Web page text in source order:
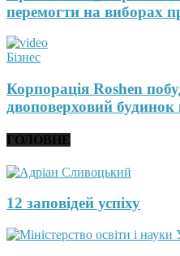
перемогти на виборах
Бізнес
Корпорація Roshen
двоповерховий
ГОЛОВНЕ
12 заповідей успіху